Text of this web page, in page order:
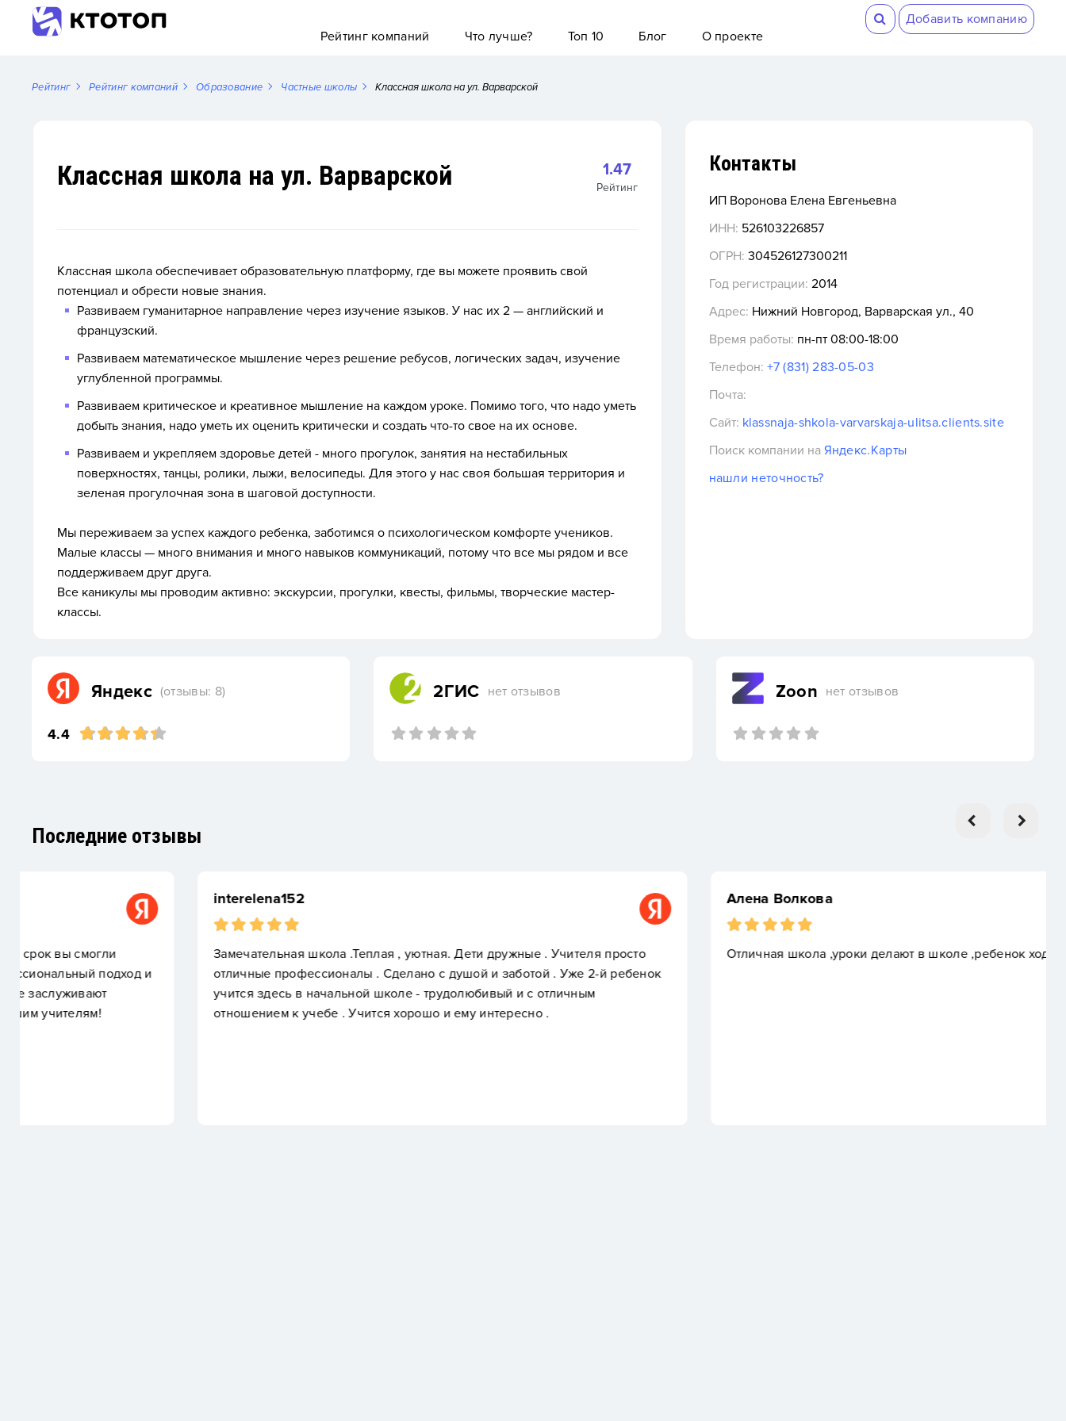
Добавить компанию
Рейтинг компаний
Что лучше? Топ 10 Блог О проекте
Рейтинг Рейтинг компаний Образование Частные школы Классная школа на ул. Варварской
Классная школа на ул. Варварской 1.47
Рейтинг
Классная школа обеспечивает образовательную платформу, где вы можете проявить свой
потенциал и обрести новые знания.
Развиваем гуманитарное направление через изучение языков. У нас их 2 — английский и
французский.
Развиваем математическое мышление через решение ребусов, логических задач, изучение
углубленной программы.
Развиваем критическое и креативное мышление на каждом уроке. Помимо того, что надо уметь
добыть знания, надо уметь их оценить критически и создать что-то свое на их основе.
Развиваем и укрепляем здоровье детей - много прогулок, занятия на нестабильных
поверхностях, танцы, ролики, лыжи, велосипеды. Для этого у нас своя большая территория и
зеленая прогулочная зона в шаговой доступности.
Мы переживаем за успех каждого ребенка, заботимся о психологическом комфорте учеников.
Малые классы — много внимания и много навыков коммуникаций, потому что все мы рядом и все
поддерживаем друг друга.
Все каникулы мы проводим активно: экскурсии, прогулки, квесты, фильмы, творческие мастер-
классы.
Контакты
ИП Воронова Елена Евгеньевна
ИНН: 526103226857
ОГРН: 304526127300211
Год регистрации: 2014
Адрес: Нижний Новгород, Варварская ул., 40
Время работы: пн-пт 08:00-18:00
Телефон: +7 (831) 283-05-03
Почта:
Сайт: klassnaja-shkola-varvarskaja-ulitsa.clients.site
Поиск компании на Яндекс.Карты
нашли неточность?
Яндекс (отзывы: 8)
4.4
2ГИС нет отзывов Zoon нет отзывов
Последние отзывы
interelena152
Замечательная школа .Теплая , уютная. Дети дружные . Учителя просто
отличные профессионалы . Сделано с душой и заботой . Уже 2-й ребенок
учится здесь в начальной школе - трудолюбивый и с отличным
отношением к учебе . Учится хорошо и ему интересно .
Алена Волкова
Отличная школа ,уроки делают в школе ,ребенок ходит с удовольствием!)